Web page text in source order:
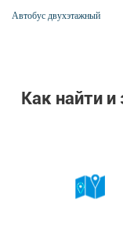
Автобус двухэтажный
Как найти